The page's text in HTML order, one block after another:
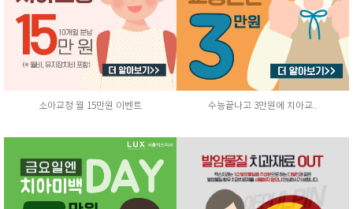
소아교정 월 15만원 이벤트 수능끝나고 3만원에 치아교..